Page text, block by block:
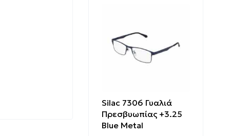
Silac 7306 Γυαλιά
Πρεσβυωπίας +3.25
Blue Metal